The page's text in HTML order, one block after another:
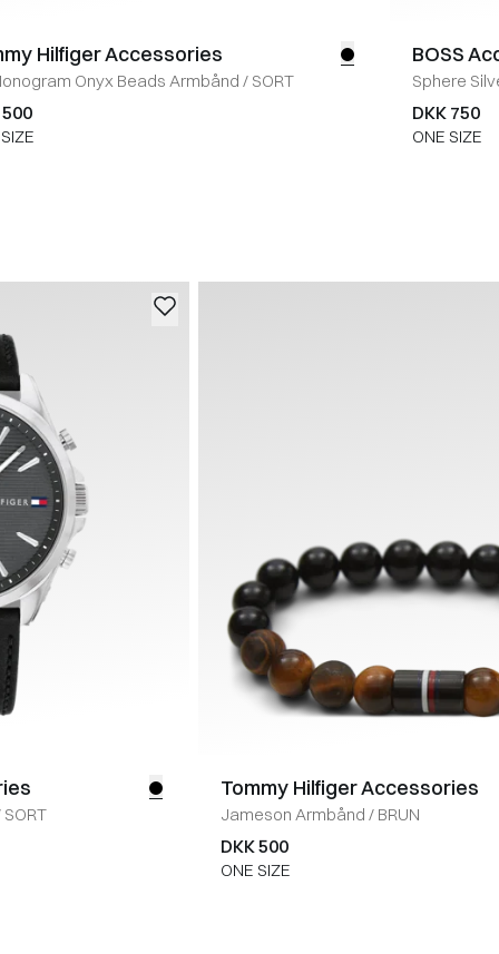
Hilfiger Accessories
Onyx Beads Armbånd / SORT
500
BOSS
Sphere
DKK 750
ONE SIZE
SORT
Tommy Hilfiger Accessories
Jameson Armbånd / BRUN
DKK 500
ONE SIZE